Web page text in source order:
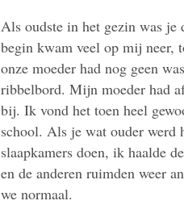
Als oudste in het gezin was je
begin kwam veel op mij neer,
onze moeder had nog geen
ribbelbord. Mijn moeder had
bij. Ik vond het toen heel
school. Als je wat ouder werd
slaapkamers doen, ik haalde
en de anderen ruimden weer
we normaal.